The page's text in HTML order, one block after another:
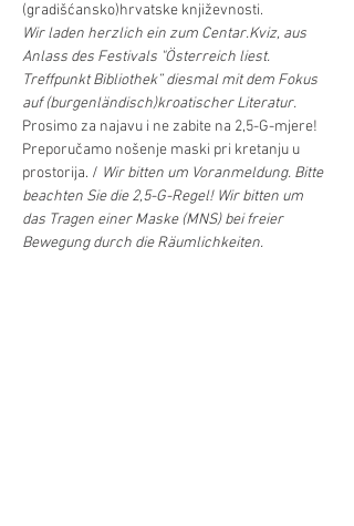
(gradišćansko)hrvatske književnosti.
Wir laden herzlich ein zum Centar.Kviz, aus
Anlass des Festivals "Österreich liest.
Treffpunkt Bibliothek” diesmal mit dem Fokus
auf (burgenländisch)kroatischer Literatur.
Prosimo za najavu i ne zabite na 2,5-G-mjere!
Preporučamo nošenje maski pri kretanju u
prostorija. / Wir bitten um Voranmeldung. Bitte
beachten Sie die 2,5-G-Regel! Wir bitten um
das Tragen einer Maske (MNS) bei freier
Bewegung durch die Räumlichkeiten.